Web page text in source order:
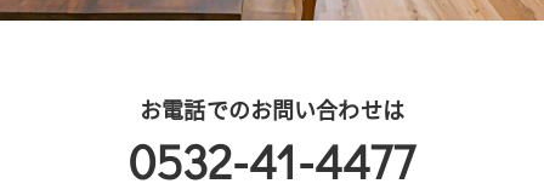
お電話でのお問い合わせは
0532-41-4477